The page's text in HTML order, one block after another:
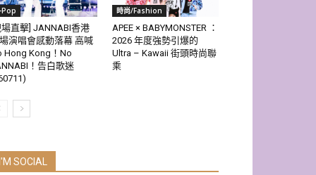
Pop
場直擊] JANNABI香港
演唱會感動落幕 高喊
Hong Kong！No
！告白歌迷
時尚/Fashion
APEE × BABYMONSTER ：
2026 年度強勢引爆的
Ultra – Kawaii 街頭時尚聯
乘
I'M SOCIAL